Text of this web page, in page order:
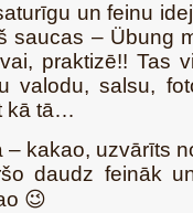
un feinu
saucas – Übung
praktizē!! Tas
valodu, salsu,
kā tā…
kakao, uzvārīts
daudz feināk
😉